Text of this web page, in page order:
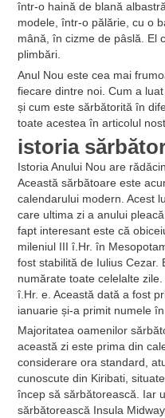
într-o haină de blană
modele, într-o pălărie, cu o
mână, în cizme de pâslă. El
plimbări.
Anul Nou este cea mai
fiecare dintre noi. Cum a
și cum este sărbătorită în
toate acestea în articolul
istoria
Istoria Anului Nou are
Această sărbătoare este
calendarului modern. Acest
care ultima zi a anului
fapt interesant este că
mileniul III î.Hr. în
fost stabilită de Iulius Cezar.
numărate toate celelalte
î.Hr. e. Această dată a fost
ianuarie și-a primit numele
Majoritatea oamenilor
această zi este prima din
considerare ora standard,
cunoscute din Kiribati,
încep să sărbătorească. Iar
sărbătorească Insula